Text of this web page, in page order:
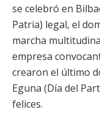
se celebró en
Patria) legal, el
marcha
empresa
crearon el último
Eguna (Día del
felices.